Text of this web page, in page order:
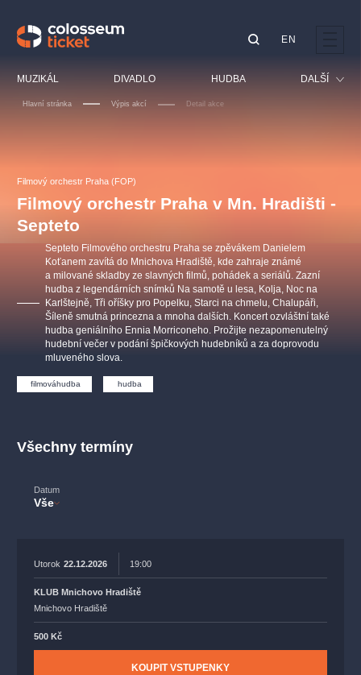
MUZIKÁL DIVADLO HUDBA DALŠÍ
Prohlídky
Ostatní
EN
Hlavní stránka Výpis akcí Detail akce
Filmový orchestr Praha (FOP)
Filmový orchestr Praha v Mn. Hradišti -
Septeto
Septeto Filmového orchestru Praha se zpěvákem Danielem
Koťanem zavítá do Mnichova Hradiště, kde zahraje známé
a milované skladby ze slavných filmů, pohádek a seriálů. Zazní
hudba z legendárních snímků Na samotě u lesa, Kolja, Noc na
Karlštejně, Tři oříšky pro Popelku, Starci na chmelu, Chalupáři,
Šíleně smutná princezna a mnoha dalších. Koncert ozvláštní také
hudba geniálního Ennia Morriconeho. Prožijte nezapomenutelný
hudební večer v podání špičkových hudebníků a za doprovodu
mluveného slova.
filmováhudba hudba
Všechny termíny
Datum
Vše
Utorok 22.12.2026 19:00
KLUB Mnichovo Hradiště
Mnichovo Hradiště
500 Kč
KOUPIT VSTUPENKY
OBYČEJNÁ HOLKA
Agentura 44, s.r.o.
Pink Panther Agency,
s.r.o.
Ostatní hledají
muzikálypraha
Nejnavštěvovanější
muzikálypraha divadlopraha
filmováhudba státníopera